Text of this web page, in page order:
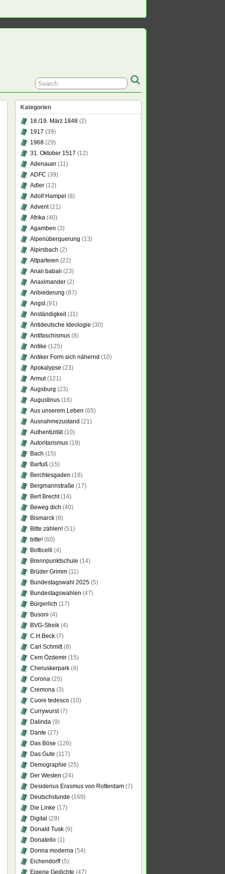
Kategorien
18./19. März 1848 (2)
1917 (39)
1968 (29)
31. Oktober 1517 (12)
Adenauer (11)
ADFC (39)
Adler (12)
Adolf Hampel (8)
Advent(21)
Afrika (40)
Agamben (3)
Alpenüberquerung (13)
Alpirsbach (2)
Altparteien (22)
Analı babalı (23)
Anaximander (2)
Anbiederung (87)
Angst(91)
Anständigkeit(11)
Antideutsche Ideologie (30)
Antifaschismus (8)
Antike (125)
Antiker Form sich nähernd (10)
Apokalypse (23)
Armut(121)
Augsburg (23)
Augustinus (16)
Aus unserem Leben (65)
Ausnahmezustand (21)
Authentizität(10)
Autoritarismus (19)
Bach (15)
Barfuß (15)
Berchtesgaden (18)
Bergmannstraße (17)
Bert Brecht(14)
Beweg dich (40)
Bismarck (8)
Bitte zählen! (51)
bitte! (60)
Botticelli (4)
Brennpunktschule (14)
Brüder Grimm (11)
Bundestagswahl 2025 (5)
Bundestagswahlen (47)
Bürgerlich (17)
Busoni (4)
BVG-Streik (4)
C.H.Beck (7)
Carl Schmitt(8)
Cem Özdemir (15)
Cheruskerpark (4)
Corona (25)
Cremona (3)
Cuore tedesco (10)
Currywurst(7)
Dalinda (9)
Dante (27)
Das Böse (126)
Das Gute (117)
Demographie (25)
Der Westen (24)
Desiderius Erasmus von Rotterdam (7)
Deutschstunde (169)
Die Linke (17)
Digital (29)
Donald Tusk (9)
Donatello (1)
Donna moderna (54)
Eichendorff(5)
Eigene Gedichte (47)